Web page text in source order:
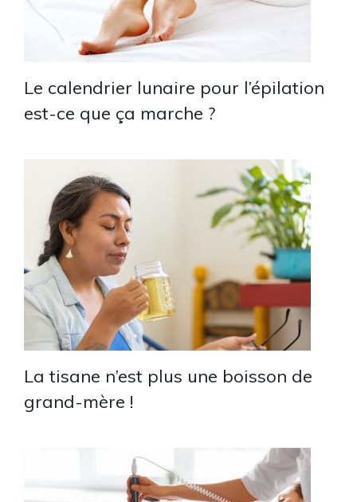
Le calendrier lunaire pour l’épilation
est-ce que ça marche ?
La tisane n’est plus une boisson de
grand-mère !